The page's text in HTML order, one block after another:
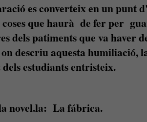
es converteix en un punt
que haurà de fer per
dels patiments que va haver
on descriu aquesta
estudiants entristeix.
novel.la: La fábrica.